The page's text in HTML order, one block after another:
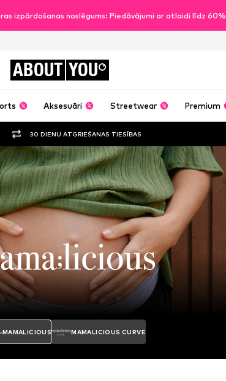
izpārdošanas noslēgums: Piedāvājumi ar atlaidi līdz 60%
ABOUT YOU
Aksesuāri Streetwear Premium
30 DIENU ATGRIEŠANAS TIESĪBAS
MAMALICIOUS MAMALICIOUS CURVE